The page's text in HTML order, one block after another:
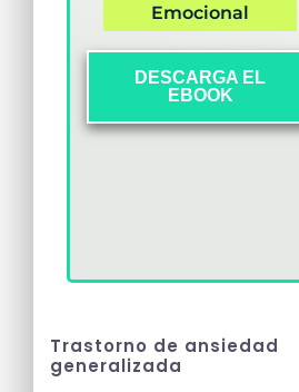
Emocional
DESCARGA EL
EBOOK
Trastorno de ansiedad
generalizada